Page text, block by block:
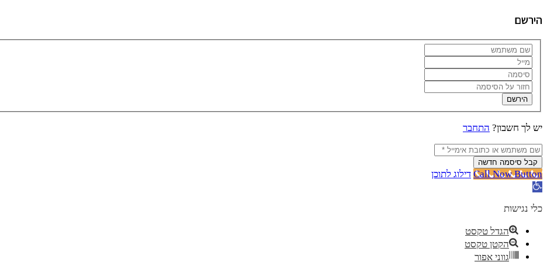
הירשם
הירשם
יש לך חשבון? התחבר
קבל סיסמה חדשה
Call Now Button דילוג לתוכן
פתח סרגל נגישות
כלי נגישות
הגדל טקסט
הקטן טקסט
גווני אפור